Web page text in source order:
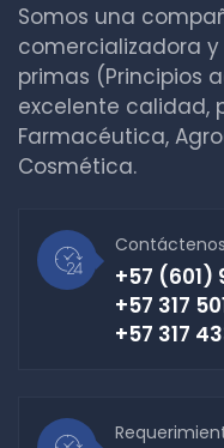
Somos una
comercializadora
primas (Principios
excelente calidad,
Farmacéutica,
Cosmética.
Contáctenos
+57 (601)
+57 317
+57 317